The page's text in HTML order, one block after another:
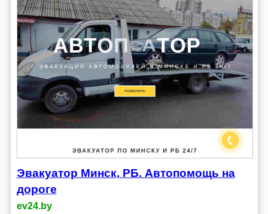
Эвакуатор Минск, РБ. Автопомощь на
дороге
ev24.by